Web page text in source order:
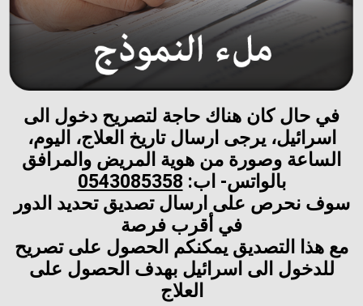
في حال كان هناك حاجة لتصريح دخول الى
اسرائيل، يرجى ارسال تاريخ العلاج، اليوم،
الساعة وصورة من هوية المريض والمرافق
بالواتس- اب:0543085358
سوف نحرص على ارسال تصديق تحديد الدور
في أقرب فرصة
مع هذا التصديق يمكنكم الحصول على تصريح
للدخول الى اسرائيل بهدف الحصول على
العلاج